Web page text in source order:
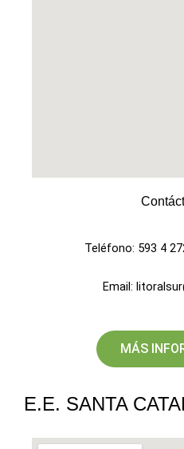
Teléfono: 593 4
Email:
MÁS
E.E. SANTA